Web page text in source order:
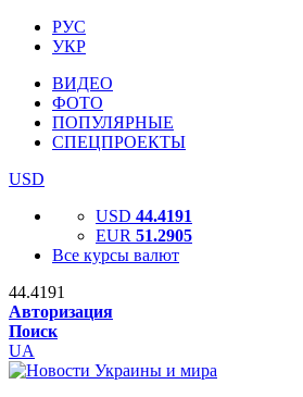
РУС
УКР
ВИДЕО
ФОТО
ПОПУЛЯРНЫЕ
СПЕЦПРОЕКТЫ
USD
USD 44.4191
EUR 51.2905
Все курсы валют
44.4191
Авторизация
Поиск
UA